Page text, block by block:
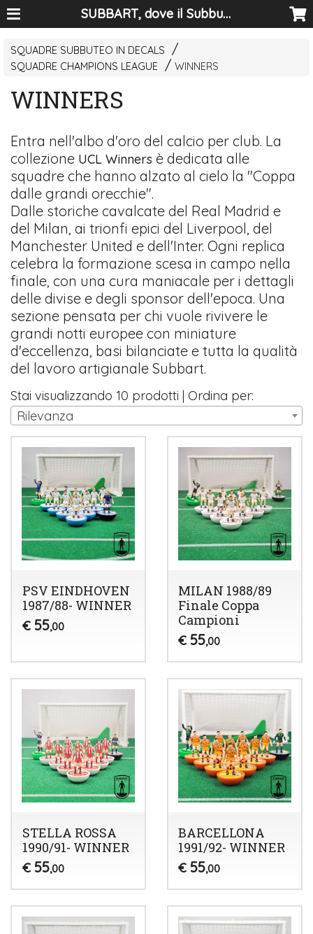
SUBBART, dove il Subbuteo diventa arte
SQUADRE SUBBUTEO IN DECALS
SQUADRE CHAMPIONS LEAGUE
WINNERS
WINNERS
Entra nell'albo d'oro del calcio per club. La
collezione UCL Winners è dedicata alle
squadre che hanno alzato al cielo la "Coppa
dalle grandi orecchie".
Dalle storiche cavalcate del Real Madrid e
del Milan, ai trionfi epici del Liverpool, del
Manchester United e dell'Inter. Ogni replica
celebra la formazione scesa in campo nella
finale, con una cura maniacale per i dettagli
delle divise e degli sponsor dell'epoca. Una
sezione pensata per chi vuole rivivere le
grandi notti europee con miniature
d'eccellenza, basi bilanciate e tutta la qualità
del lavoro artigianale Subbart.
Stai visualizzando 10 prodotti | Ordina per:
Rilevanza
PSV EINDHOVEN
1987/88- WINNER
€ 55,00
MILAN 1988/89
Finale Coppa
Campioni
€ 55,00
STELLA ROSSA
1990/91- WINNER
€ 55,00
BARCELLONA
1991/92- WINNER
€ 55,00